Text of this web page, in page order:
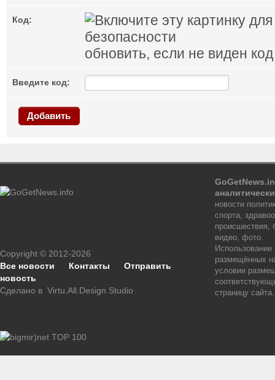
Код:
обновить, если не виден код
Введите код:
Добавить
Copyright © 2012-2026
Все новости
Контакты
Отправить
новость
Сделано в Virtu.All.Design Studio
новости
спорта,
происшествия,
видео, фото.
размещённых
условии
страницу сайта.